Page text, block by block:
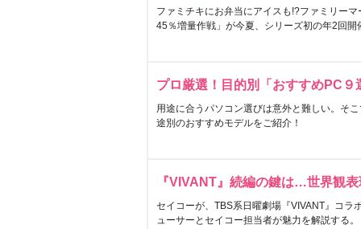
ファミチキにお弁当にアイスも!?ファミリー
45％増量作戦」が今夏、シリーズ初の年2回開
プロ厳選！目的別「おすすめPC９
用途に合うパソコン選びは意外と難しい。そ
途別のおすすめモデルをご紹介！
『VIVANT』続編の鍵は…世界観
セイコーが、TBS系日曜劇場『VIVANT』コラ
ューサーとセイコー担当者が魅力を解説する。